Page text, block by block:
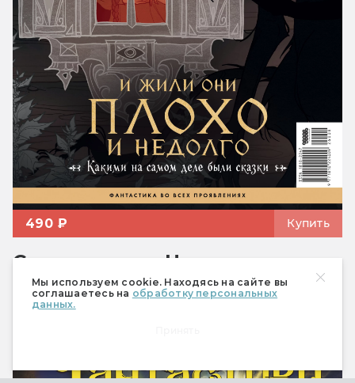
Мы используем cookie. Находясь на сайте вы
соглашаетесь на обработку персональных
данных.
490 ₽ Купить
Спецвыпуск «Настольные
ролевые игры»